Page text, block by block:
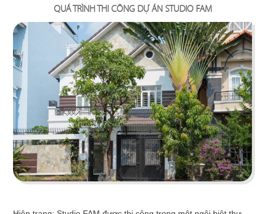
Indochine sang trọng, tinh tế.
Chi tiết
QUÁ TRÌNH THI CÔNG DỰ ÁN STUDIO FAM